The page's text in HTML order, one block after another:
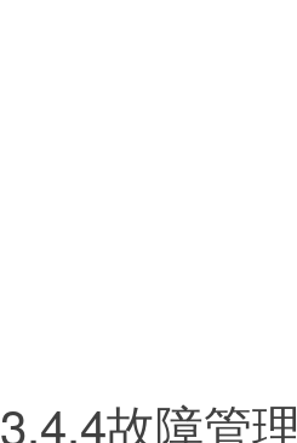
3.4.4故障管理